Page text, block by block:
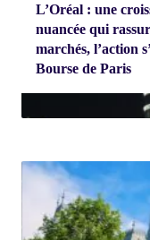
L’Oréal : une
nuancée qui
marchés, l’action
Bourse de Paris